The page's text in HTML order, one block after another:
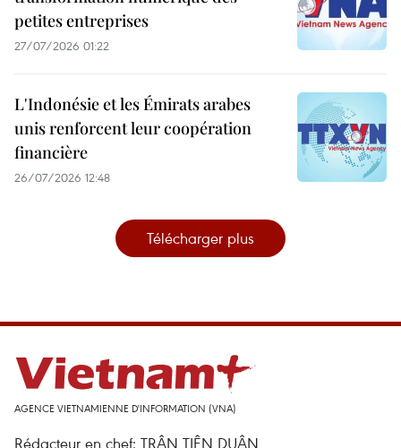
petites entreprises
27/07/2026 01:22
L'Indonésie et les Émirats arabes
unis renforcent leur coopération
financière
26/07/2026 12:48
Télécharger plus
AGENCE VIETNAMIENNE D'INFORMATION (VNA)
Rédacteur en chef: TRÂN TIÊN DUÂN